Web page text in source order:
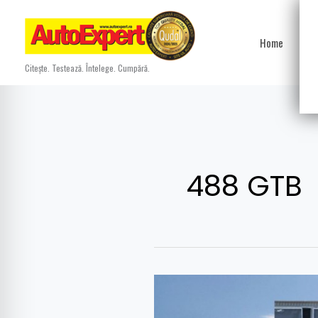
content
Citește. Testează. Întelege. Cumpără.
Home
488 GTB